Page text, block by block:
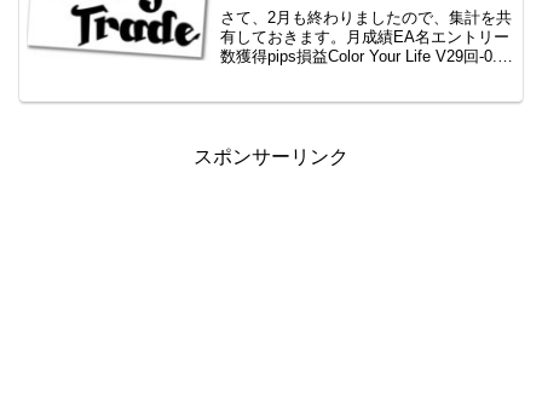
さて、2月も終わりましたので、集計を共
有しておきます。月成績EA名エントリー
数獲得pips損益Color Your Life V29回-0.5-
スポンサーリンク